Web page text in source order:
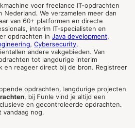
voor freelance IT-opdrachten
Nederland. We verzamelen meer dan
van 60+ platformen en directe
interim IT-specialisten en
opdrachten in Java development,
, Cybersecurity,
andere vakgebieden. Van
tot langdurige interim
en reageer direct bij de bron. Registreer
opdrachten, langdurige projecten
, bij Funle vind je altijd een
en gecontroleerde opdrachten.
vandaag nog.